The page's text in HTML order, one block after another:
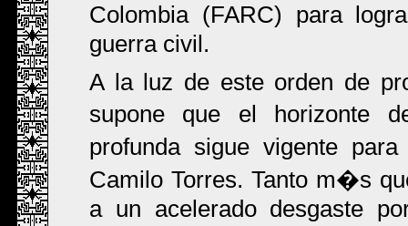
Colombia (FARC) para
guerra civil.
A la luz de este orden de
supone que el horizonte
profunda sigue vigente
Camilo Torres. Tanto m�s
a un acelerado desgaste